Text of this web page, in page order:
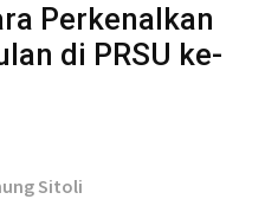
Perkenalkan
di PRSU ke-
Sitoli